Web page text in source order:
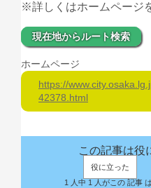
※詳しくはホームページ
現在地からルート検索
ホームページ
https://
42378.html
この記事は役
役に立った
1 人中 1 人がこの 記事